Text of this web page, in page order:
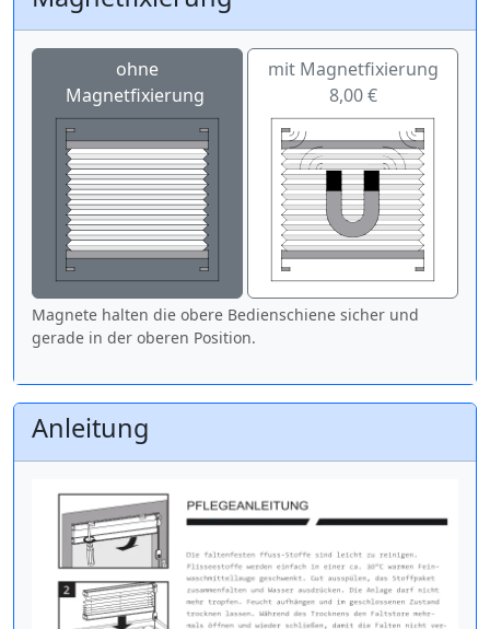
ohne
Magnetfixierung
mit Magnetfixierung
8,00 €
Magnete halten die obere Bedienschiene sicher und
gerade in der oberen Position.
Anleitung